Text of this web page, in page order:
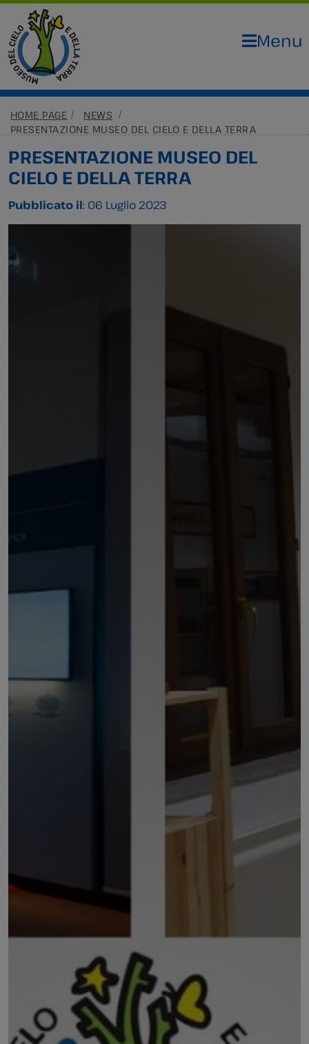
Menu
HOME PAGE
NEWS
PRESENTAZIONE MUSEO DEL CIELO E DELLA TERRA
PRESENTAZIONE MUSEO DEL
CIELO E DELLA TERRA
Pubblicato il: 06 Luglio 2023